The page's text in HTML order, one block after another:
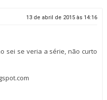
13 de abril de 2015 às 14:16
sei se veria a série, não curto